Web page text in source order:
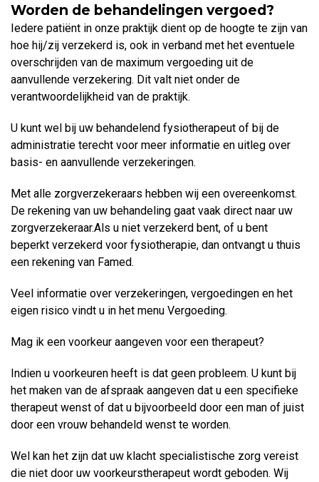
Worden de behandelingen vergoed?
Iedere patiënt in onze praktijk dient op de hoogte te zijn van
hoe hij/zij verzekerd is, ook in verband met het eventuele
overschrijden van de maximum vergoeding uit de
aanvullende verzekering. Dit valt niet onder de
verantwoordelijkheid van de praktijk.
U kunt wel bij uw behandelend fysiotherapeut of bij de
administratie terecht voor meer informatie en uitleg over
basis- en aanvullende verzekeringen.
Met alle zorgverzekeraars hebben wij een overeenkomst.
De rekening van uw behandeling gaat vaak direct naar uw
zorgverzekeraar.Als u niet verzekerd bent, of u bent
beperkt verzekerd voor fysiotherapie, dan ontvangt u thuis
een rekening van Famed.
Veel informatie over verzekeringen, vergoedingen en het
eigen risico vindt u in het menu Vergoeding.
Mag ik een voorkeur aangeven voor een therapeut?
Indien u voorkeuren heeft is dat geen probleem. U kunt bij
het maken van de afspraak aangeven dat u een specifieke
therapeut wenst of dat u bijvoorbeeld door een man of juist
door een vrouw behandeld wenst te worden.
Wel kan het zijn dat uw klacht specialistische zorg vereist
die niet door uw voorkeurstherapeut wordt geboden. Wij